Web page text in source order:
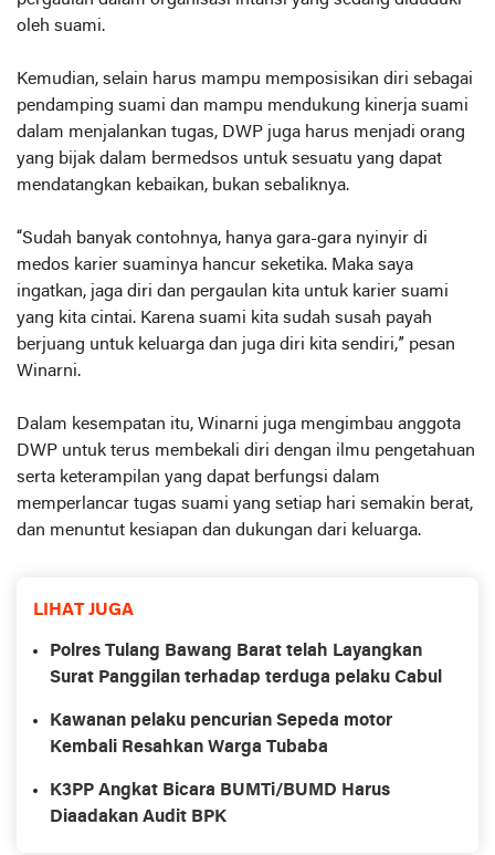
oleh suami.
Kemudian, selain harus mampu memposisikan diri sebagai
pendamping suami dan mampu mendukung kinerja suami
dalam menjalankan tugas, DWP juga harus menjadi orang
yang bijak dalam bermedsos untuk sesuatu yang dapat
mendatangkan kebaikan, bukan sebaliknya.
“Sudah banyak contohnya, hanya gara-gara nyinyir di
medos karier suaminya hancur seketika. Maka saya
ingatkan, jaga diri dan pergaulan kita untuk karier suami
yang kita cintai. Karena suami kita sudah susah payah
berjuang untuk keluarga dan juga diri kita sendiri,” pesan
Winarni.
Dalam kesempatan itu, Winarni juga mengimbau anggota
DWP untuk terus membekali diri dengan ilmu pengetahuan
serta keterampilan yang dapat berfungsi dalam
memperlancar tugas suami yang setiap hari semakin berat,
dan menuntut kesiapan dan dukungan dari keluarga.
LIHAT JUGA
Polres Tulang Bawang Barat telah Layangkan
Surat Panggilan terhadap terduga pelaku Cabul
Kawanan pelaku pencurian Sepeda motor
Kembali Resahkan Warga Tubaba
K3PP Angkat Bicara BUMTi/BUMD Harus
Diaadakan Audit BPK